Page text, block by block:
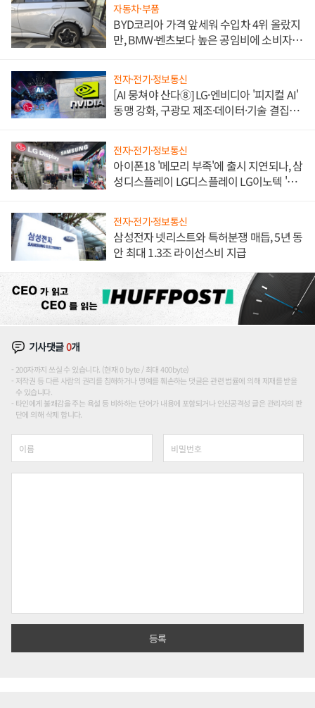
자동차·부품
BYD코리아 가격 앞세워 수입차 4위 올랐지
만, BMW·벤츠보다 높은 공임비에 소비자
전자·전기·정보통신
[AI 뭉쳐야 산다⑧] LG·엔비디아 '피지컬 AI'
동맹 강화, 구광모 제조·데이터·기술 결집
전자·전기·정보통신
아이폰18 '메모리 부족'에 출시 지연되나, 삼
성디스플레이 LG디스플레이 LG이노텍 '탈
전자·전기·정보통신
삼성전자 넷리스트와 특허분쟁 매듭, 5년 동
안 최대 1.3조 라이선스비 지급
기사댓글0개
200자까지 쓰실 수 있습니다. (현재 0 byte / 최대 400byte)
저작권 등 다른 사람의 권리를 침해하거나 명예를 훼손하는 댓글은 관련 법률에 의해 제재를 받을
수 있습니다.
타인에게 불쾌감을 주는 욕설 등 비하하는 단어가 내용에 포함되거나 인신공격성 글은 관리자의 판
단에 의해 삭제 합니다.